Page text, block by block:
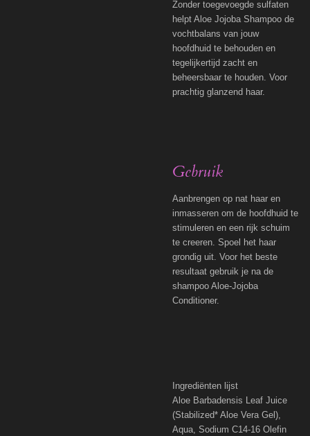
Zonder toegevoegde sulfaten
helpt Aloe Jojoba Shampoo de
vochtbalans van jouw
hoofdhuid te behouden en
tegelijkertijd zacht en
beheersbaar te houden. Voor
prachtig glanzend haar.
Gebruik
Aanbrengen op nat haar en
inmasseren om de hoofdhuid te
stimuleren en een rijk schuim
te creeren. Spoel het haar
grondig uit. Voor het beste
resultaat gebruik je na de
shampoo Aloe-Jojoba
Conditioner.
Ingrediënten lijst
Aloe Barbadensis Leaf Juice
(Stabilized* Aloe Vera Gel),
Aqua, Sodium C14-16 Olefin